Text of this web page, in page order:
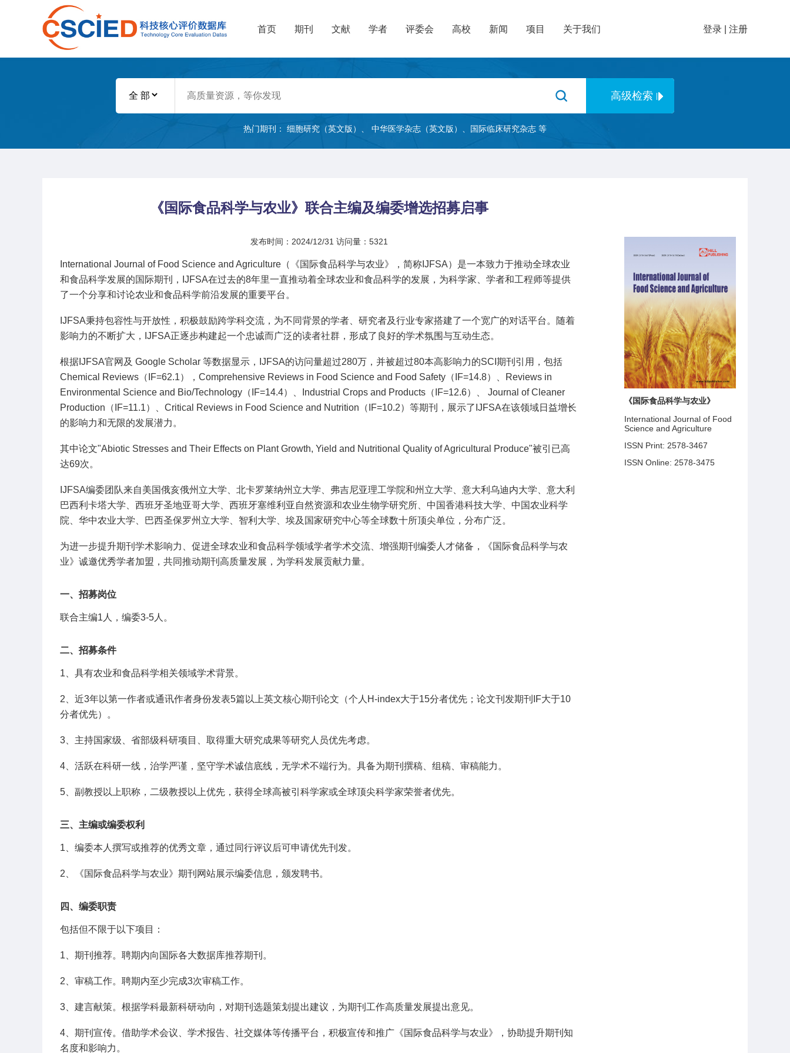
首页 期刊 文献 学者 评委会 高校 新闻 项目 关于我们 登录 注册
热门期刊： 细胞研究（英文版） 中华医学杂志（英文版） 国际临床研究杂志 等
《国际食品科学与农业》
International Journal of Food
Science and Agriculture
ISSN Print: 2578-3467
ISSN Online: 2578-3475
《国际食品科学与农业》联合主编及编委增选招募启事
发布时间：2024/12/31 访问量：5321
International Journal of Food Science and Agriculture（《国际食品科学与农业》，简称IJFSA）是一本致力于推动全球农业
和食品科学发展的国际期刊，IJFSA在过去的8年里一直推动着全球农业和食品科学的发展，为科学家、学者和工程师等提供
了一个分享和讨论农业和食品科学前沿发展的重要平台。
IJFSA秉持包容性与开放性，积极鼓励跨学科交流，为不同背景的学者、研究者及行业专家搭建了一个宽广的对话平台。随着
影响力的不断扩大，IJFSA正逐步构建起一个忠诚而广泛的读者社群，形成了良好的学术氛围与互动生态。
根据IJFSA官网及 Google Scholar 等数据显示，IJFSA的访问量超过280万，并被超过80本高影响力的SCI期刊引用，包括
Chemical Reviews（IF=62.1），Comprehensive Reviews in Food Science and Food Safety（IF=14.8）、Reviews in
Environmental Science and Bio/Technology（IF=14.4）、Industrial Crops and Products（IF=12.6）、 Journal of Cleaner
Production（IF=11.1）、Critical Reviews in Food Science and Nutrition（IF=10.2）等期刊，展示了IJFSA在该领域日益增长
的影响力和无限的发展潜力。
其中论文"Abiotic Stresses and Their Effects on Plant Growth, Yield and Nutritional Quality of Agricultural Produce"被引已高
达69次。
IJFSA编委团队来自美国俄亥俄州立大学、北卡罗莱纳州立大学、弗吉尼亚理工学院和州立大学、意大利乌迪内大学、意大利
巴西利卡塔大学、西班牙圣地亚哥大学、西班牙塞维利亚自然资源和农业生物学研究所、中国香港科技大学、中国农业科学
院、华中农业大学、巴西圣保罗州立大学、智利大学、埃及国家研究中心等全球数十所顶尖单位，分布广泛。
为进一步提升期刊学术影响力、促进全球农业和食品科学领域学者学术交流、增强期刊编委人才储备，《国际食品科学与农
业》诚邀优秀学者加盟，共同推动期刊高质量发展，为学科发展贡献力量。
一、招募岗位
联合主编1人，编委3-5人。
二、招募条件
1、具有农业和食品科学相关领域学术背景。
2、近3年以第一作者或通讯作者身份发表5篇以上英文核心期刊论文（个人H-index大于15分者优先；论文刊发期刊IF大于10
分者优先）。
3、主持国家级、省部级科研项目、取得重大研究成果等研究人员优先考虑。
4、活跃在科研一线，治学严谨，坚守学术诚信底线，无学术不端行为。具备为期刊撰稿、组稿、审稿能力。
5、副教授以上职称，二级教授以上优先，获得全球高被引科学家或全球顶尖科学家荣誉者优先。
三、主编或编委权利
1、编委本人撰写或推荐的优秀文章，通过同行评议后可申请优先刊发。
2、《国际食品科学与农业》期刊网站展示编委信息，颁发聘书。
四、编委职责
包括但不限于以下项目：
1、期刊推荐。聘期内向国际各大数据库推荐期刊。
2、审稿工作。聘期内至少完成3次审稿工作。
3、建言献策。根据学科最新科研动向，对期刊选题策划提出建议，为期刊工作高质量发展提出意见。
4、期刊宣传。借助学术会议、学术报告、社交媒体等传播平台，积极宣传和推广《国际食品科学与农业》，协助提升期刊知
名度和影响力。